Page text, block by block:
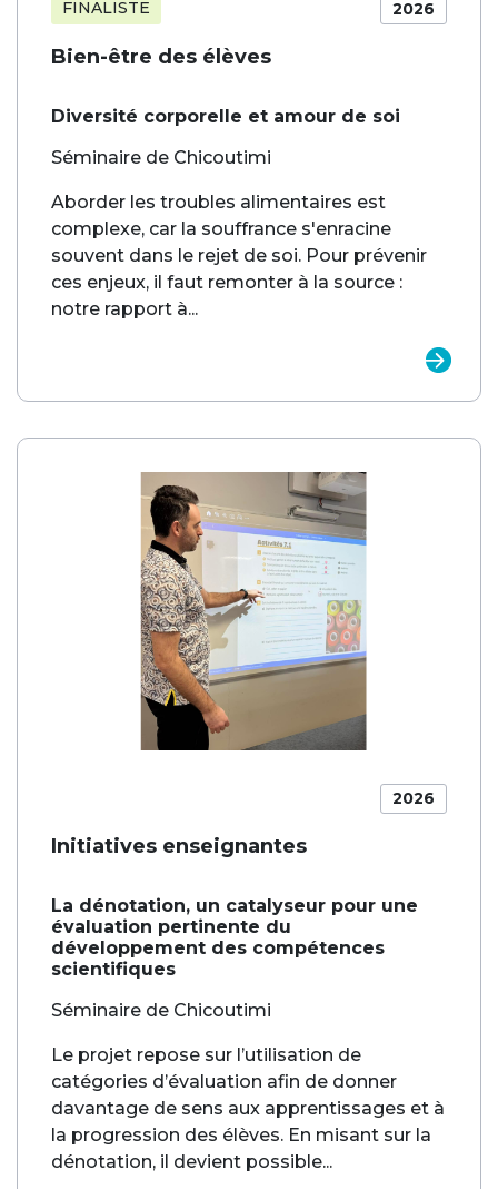
2026
FINALISTE
Bien-être des élèves
Diversité corporelle et amour de soi
Séminaire de Chicoutimi
Aborder les troubles alimentaires est
complexe, car la souffrance s'enracine
souvent dans le rejet de soi. Pour prévenir
ces enjeux, il faut remonter à la source :
notre rapport à...
2026
Initiatives enseignantes
La dénotation, un catalyseur pour une
évaluation pertinente du
développement des compétences
scientifiques
Séminaire de Chicoutimi
Le projet repose sur l’utilisation de
catégories d’évaluation afin de donner
davantage de sens aux apprentissages et à
la progression des élèves. En misant sur la
dénotation, il devient possible...